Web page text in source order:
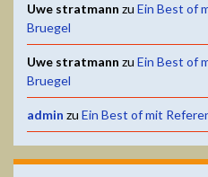
Uwe stratmann zu Ein Best of
Bruegel
Uwe stratmann zu Ein Best of
Bruegel
admin zu Ein Best of mit